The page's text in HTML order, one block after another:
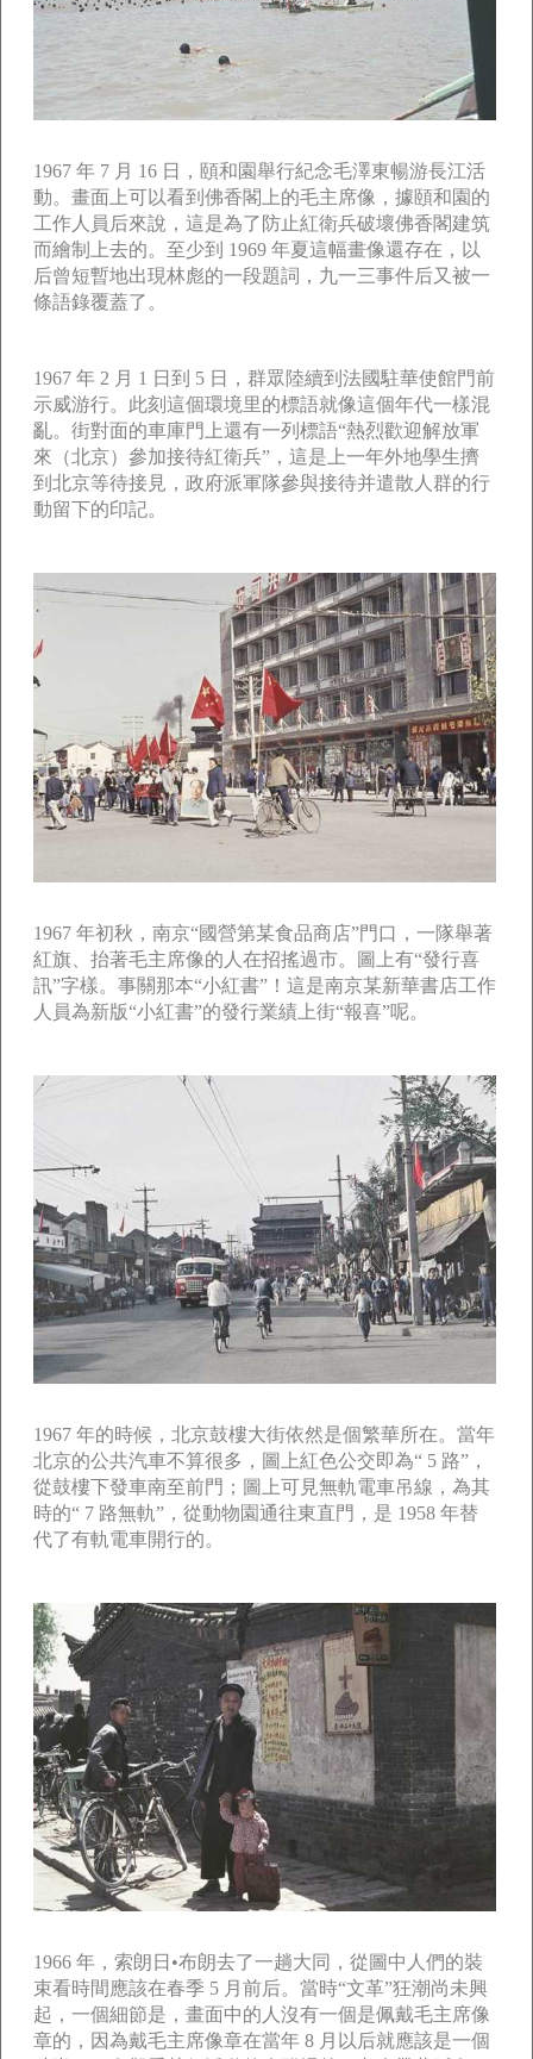
1967 年 7 月 16 日，頤和園舉行紀念毛澤東暢游長江活
動。畫面上可以看到佛香閣上的毛主席像，據頤和園的
工作人員后來說，這是為了防止紅衛兵破壞佛香閣建筑
而繪制上去的。至少到 1969 年夏這幅畫像還存在，以
后曾短暫地出現林彪的一段題詞，九一三事件后又被一
條語錄覆蓋了。
1967 年 2 月 1 日到 5 日，群眾陸續到法國駐華使館門前
示威游行。此刻這個環境里的標語就像這個年代一樣混
亂。街對面的車庫門上還有一列標語“熱烈歡迎解放軍
來（北京）參加接待紅衛兵”，這是上一年外地學生擠
到北京等待接見，政府派軍隊參與接待并遣散人群的行
動留下的印記。
1967 年初秋，南京“國營第某食品商店”門口，一隊舉著
紅旗、抬著毛主席像的人在招搖過市。圖上有“發行喜
訊”字樣。事關那本“小紅書”！這是南京某新華書店工作
人員為新版“小紅書”的發行業績上街“報喜”呢。
1967 年的時候，北京鼓樓大街依然是個繁華所在。當年
北京的公共汽車不算很多，圖上紅色公交即為“ 5 路”，
從鼓樓下發車南至前門；圖上可見無軌電車吊線，為其
時的“ 7 路無軌”，從動物園通往東直門，是 1958 年替
代了有軌電車開行的。
1966 年，索朗日•布朗去了一趟大同，從圖中人們的裝
束看時間應該在春季 5 月前后。當時“文革”狂潮尚未興
起，一個細節是，畫面中的人沒有一個是佩戴毛主席像
章的，因為戴毛主席像章在當年 8 月以后就應該是一個